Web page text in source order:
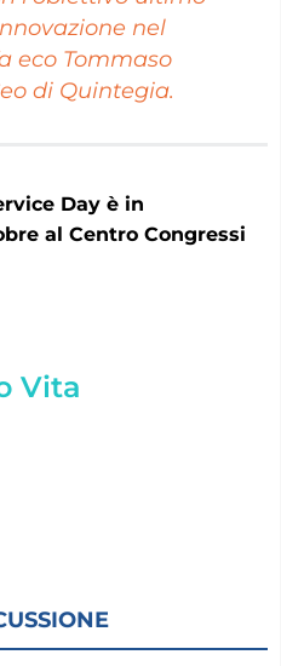
nel
eco Tommaso
di Quintegia.
Day è in
al Centro Congressi
Vita